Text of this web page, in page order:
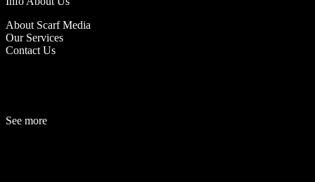
About Scarf Media
Our Services
Contact Us
See more